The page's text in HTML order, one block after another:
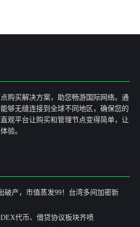
购买解决方案，助您畅游国际网络。通
够无缝连接到全球不同地区，确保您的
观平台让购买和管理节点变得简单，让
验。
破产，市值蒸发99！台湾多间加密新
代币、借贷协议板块齐喷